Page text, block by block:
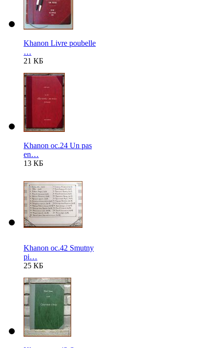
Khanon Livre poubelle
…
21 КБ
Khanon oc.24 Un pas
en…
13 КБ
Khanon oc.42 Smutny
pi…
25 КБ